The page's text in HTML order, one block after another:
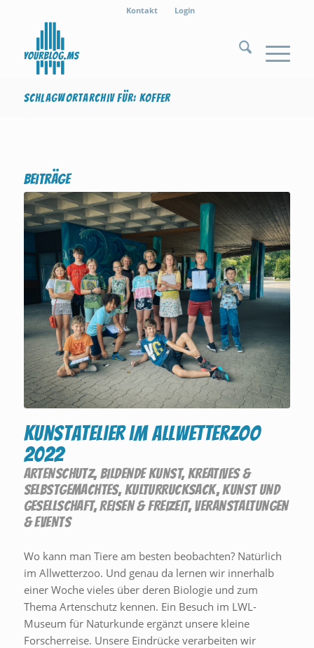
Kontakt Login
Schlagwortarchiv für: Koffer
Beiträge
Kunstatelier im Allwetterzoo
2022
ARTENSCHUTZ,BILDENDE KUNST, KREATIVES &
SELBSTGEMACHTES, KULTURRUCKSACK,KUNST UND
GESELLSCHAFT,REISEN & FREIZEIT, VERANSTALTUNGEN
& EVENTS
Wo kann man Tiere am besten beobachten? Natürlich
im Allwetterzoo. Und genau da lernen wir innerhalb
einer Woche vieles über deren Biologie und zum
Thema Artenschutz kennen. Ein Besuch im LWL-
Museum für Naturkunde ergänzt unsere kleine
Forscherreise. Unsere Eindrücke verarbeiten wir